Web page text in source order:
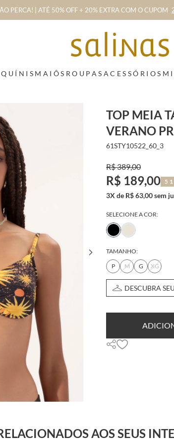
PERCA! | ATÉ 50% OFF + 20% EXTRA COM O CUPOM
MAIÔS ROUPAS ACESSÓRIOS
TOP MEIA
VERANO
61STY10522_60_3
R$ 389,00
R$ 189,00
3X de R$ 63,00 sem
SELECIONE A COR:
TAMANHO:
P
M G XG
DESCUBRA
AOS SEUS